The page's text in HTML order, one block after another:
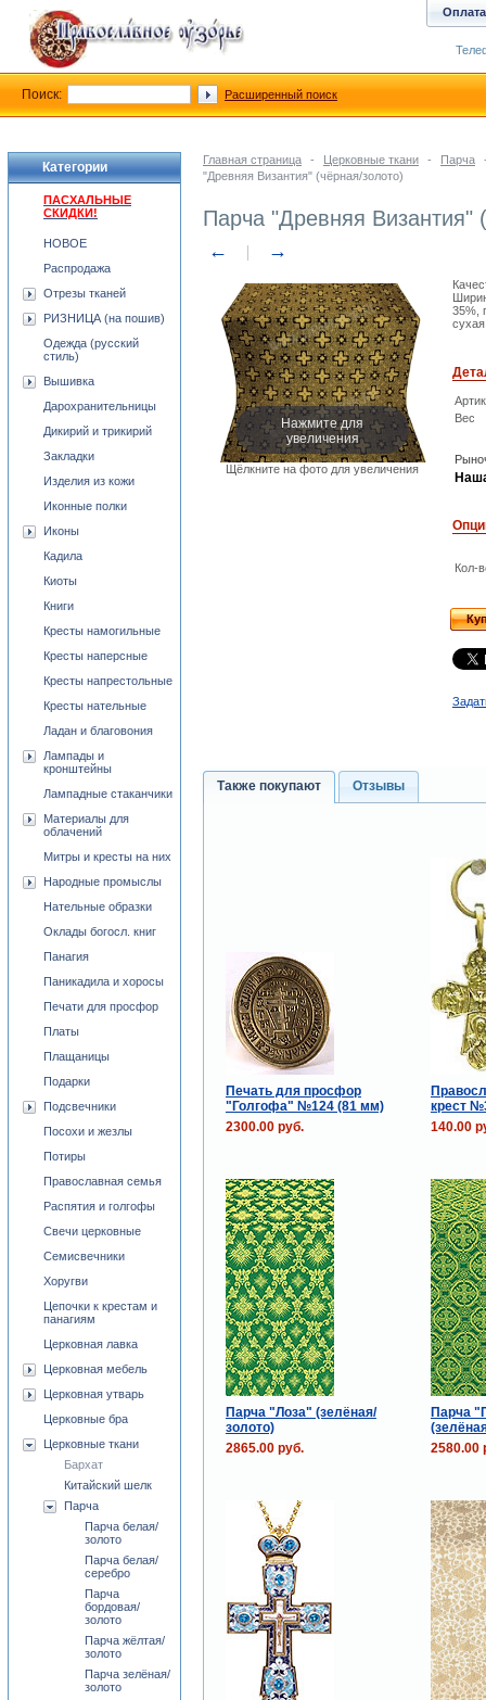
Главная страница - Церковные ткани - Парча
"Древняя Византия" (чёрная/золото)
Парча "Древняя Византия"
← →
Нажмите для
увеличения
Щёлкните на фото для увеличения
35%,
Вес
Кол-
Также покупают Отзывы
Печать для просфор
"Голгофа" №124 (81 мм)
крест
2300.00 руб.
140.00
Парча "Лоза" (зелёная/
золото)
Парча
2865.00 руб.
2580.00
Категории
ПАСХАЛЬНЫЕ
СКИДКИ!
НОВОЕ
Распродажа
Отрезы тканей
РИЗНИЦА (на пошив)
Одежда (русский
стиль)
Вышивка
Дарохранительницы
Дикирий и трикирий
Закладки
Изделия из кожи
Иконные полки
Иконы
Кадила
Киоты
Книги
Кресты намогильные
Кресты наперсные
Кресты напрестольные
Кресты нательные
Ладан и благовония
Лампады и
кронштейны
Лампадные стаканчики
Материалы для
облачений
Митры и кресты на них
Народные промыслы
Нательные образки
Оклады богосл. книг
Панагия
Паникадила и хоросы
Печати для просфор
Платы
Плащаницы
Подарки
Подсвечники
Посохи и жезлы
Потиры
Православная семья
Распятия и голгофы
Свечи церковные
Семисвечники
Хоругви
Цепочки к крестам и
панагиям
Церковная лавка
Церковная мебель
Церковная утварь
Церковные бра
Церковные ткани
Бархат
Китайский шелк
Парча
Парча белая/
золото
Парча белая/
серебро
Парча
бордовая/
золото
Парча жёлтая/
золото
Парча зелёная/
золото
Оплата
Поиск: Расширенный поиск